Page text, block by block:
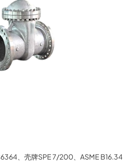
、壳牌SPE 7/200、ASME B16.34